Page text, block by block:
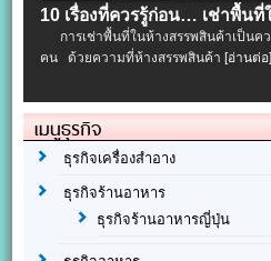
10 เรื่องที่ควรรู้ก่อน… เช่าพื้น
การเช่าพื้นที่ในห้างสรรพสินค้าเป็นค
คน ด้วยความที่ห้างสรรพสินค้า[อ่านต่อ]
เมนูธุรกิจ
ธุรกิจเครื่องสำอาง
ธุรกิจร้านอาหาร
ธุรกิจร้านอาหารญี่ปุ่น